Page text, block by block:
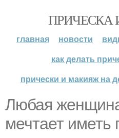
главная новости
как делать
прически и макияж на
Любая
мечтает иметь